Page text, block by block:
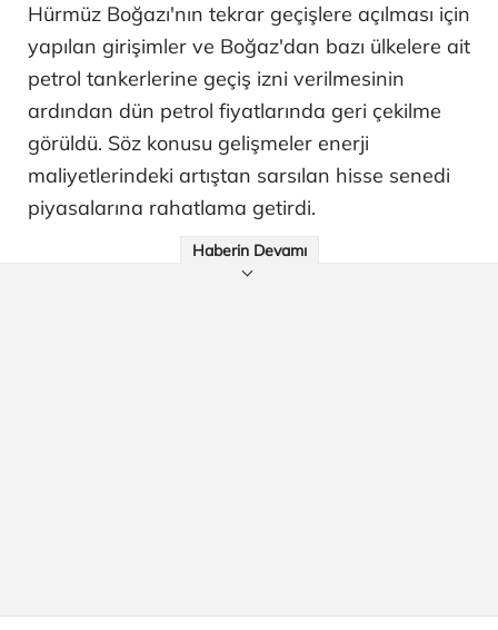
Hürmüz Boğazı'nın tekrar geçişlere açılması için
yapılan girişimler ve Boğaz'dan bazı ülkelere ait
petrol tankerlerine geçiş izni verilmesinin
ardından dün petrol fiyatlarında geri çekilme
görüldü. Söz konusu gelişmeler enerji
maliyetlerindeki artıştan sarsılan hisse senedi
piyasalarına rahatlama getirdi.
Haberin Devamı